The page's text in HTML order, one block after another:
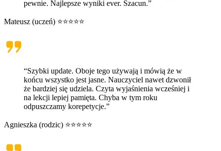
pewnie. Najlepsze wyniki ever. Szacun.”
Mateusz (uczeń) ⭐⭐⭐⭐⭐
“Szybki update. Oboje tego używają i mówią że w
końcu wszystko jest jasne. Nauczyciel nawet dzwonił
że bardziej się udziela. Czyta wyjaśnienia wcześniej i
na lekcji lepiej pamięta. Chyba w tym roku
odpuszczamy korepetycje.”
Agnieszka (rodzic) ⭐⭐⭐⭐⭐